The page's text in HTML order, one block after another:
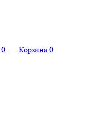
0 Корзина 0